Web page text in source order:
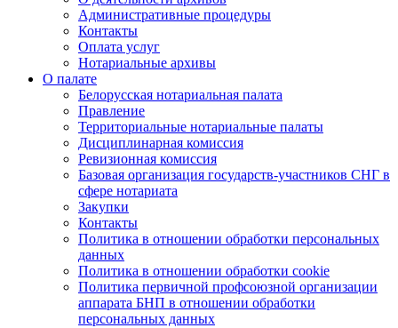
Административные процедуры
Контакты
Оплата услуг
Нотариальные архивы
О палате
Белорусская нотариальная палата
Правление
Территориальные нотариальные палаты
Дисциплинарная комиссия
Ревизионная комиссия
Базовая организация государств-участников СНГ в
сфере нотариата
Закупки
Контакты
Политика в отношении обработки персональных
данных
Политика в отношении обработки cookie
Политика первичной профсоюзной организации
аппарата БНП в отношении обработки
персональных данных